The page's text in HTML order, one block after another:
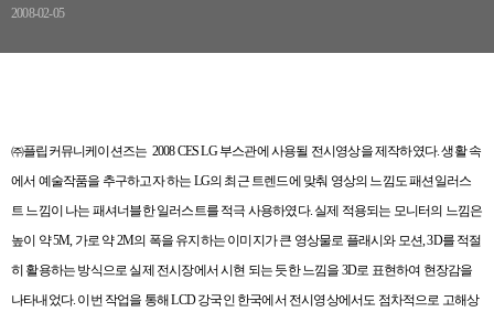
2008-02-05
㈜플립커뮤니케이션즈는 2008 CES LG부스관에 사용될 전시영상을 제작하였다.생활 속
에서 예술작품을 추구하고자 하는 LG의 최근 트렌드에 맞춰 영상의 느낌도 패션일러스
트 느낌이 나는 패셔너블한 일러스트를 적극 사용하였다. 실제 적용되는 모니터의 느낌은
높이 약5M, 가로 약2M의 폭을 유지하는 이미지가 큰 영상물로 플래시와 모션, 3D를 적절
히 활용하는 방식으로 실제 전시장에서 시현 되는 듯한 느낌을 3D로 표현하여 현장감을
나타내었다. 이번 작업을 통해 LCD강국인 한국에서 전시영상에서도 점차적으로 고해상